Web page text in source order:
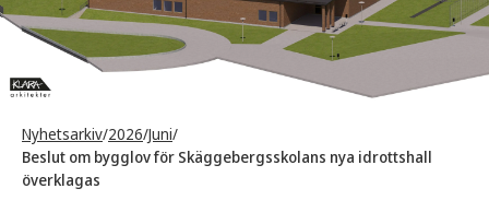
Nyhetsarkiv/2026/Juni/
Beslut om bygglov för Skäggebergsskolans nya idrottshall
överklagas